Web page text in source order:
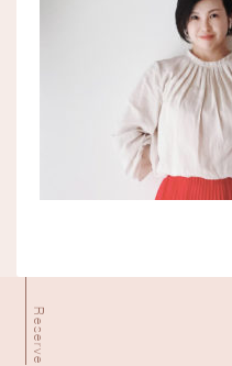
Reserve